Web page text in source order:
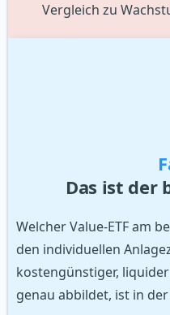
Vergleich zu
Das ist der
Welcher Value-ETF am
den individuellen
kostengünstiger, liquider
genau abbildet, ist in